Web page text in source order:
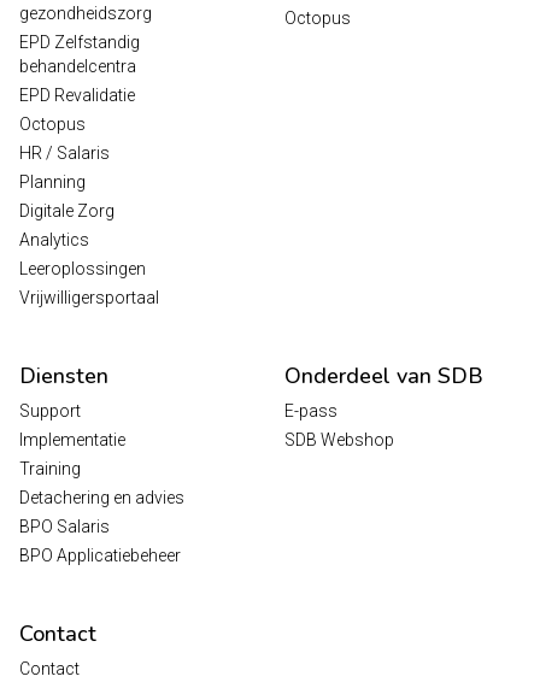
gezondheidszorg
EPD Zelfstandig
behandelcentra
EPD Revalidatie
Octopus
HR / Salaris
Planning
Digitale Zorg
Analytics
Leeroplossingen
Vrijwilligersportaal
Octopus
Diensten
Support
Implementatie
Training
Detachering en advies
BPO Salaris
BPO Applicatiebeheer
Onderdeel van SDB
E-pass
SDB Webshop
Contact
Contact